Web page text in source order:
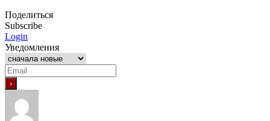
Поделиться
Subscribe
Login
Уведомления